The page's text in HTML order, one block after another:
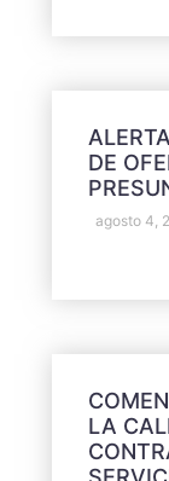
DE
agosto 4,
LA